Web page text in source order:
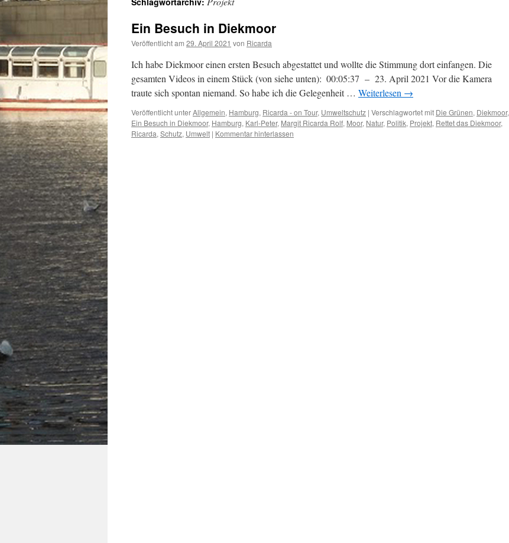
Ein Besuch in Diekmoor
Veröffentlicht am 29. April 2021 von Ricarda
Ich habe Diekmoor einen ersten Besuch abgestattet und wollte die Stimmung dort einfangen. Die
gesamten Videos in einem Stück (von siehe unten): 00:05:37 – 23. April 2021 Vor die Kamera
traute sich spontan niemand. So habe ich die Gelegenheit … Weiterlesen →
Veröffentlicht unterAllgemein, Hamburg, Ricarda - on Tour, Umweltschutz | Verschlagwortet mit Die Grünen, Diekmoor,
Ein Besuch in Diekmoor, Hamburg, Karl-Peter, Margit Ricarda Rolf, Moor, Natur, Politik, Projekt, Rettet das Diekmoor,
Ricarda, Schutz, Umwelt | Kommentar hinterlassen